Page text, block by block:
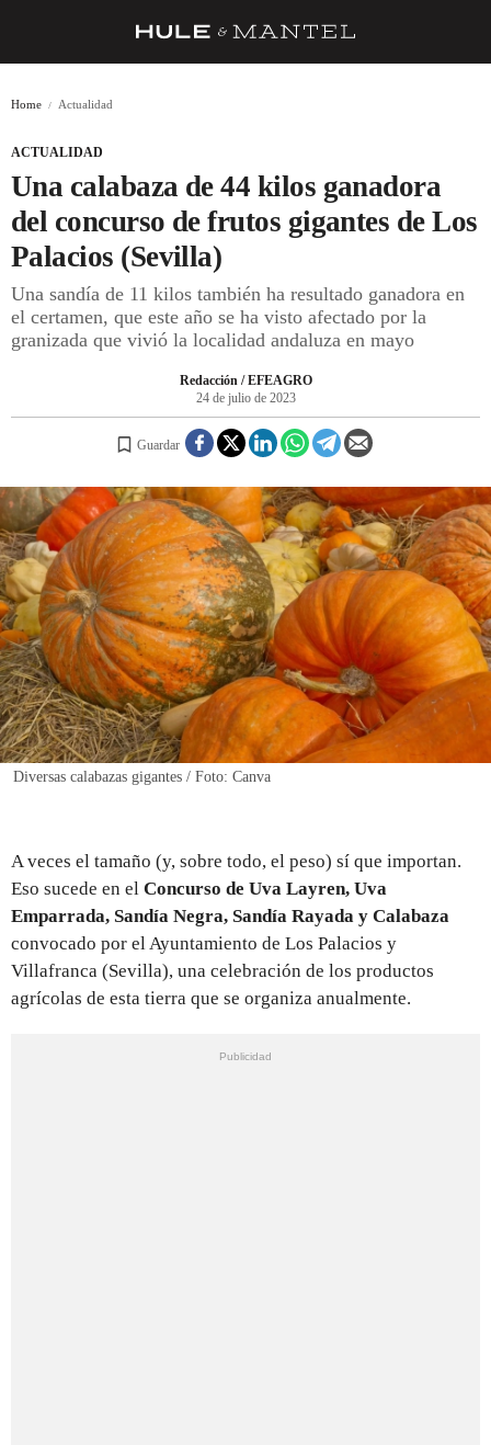
BARRAS Y ESTRELLAS
DÓNDE COMER
ÍDOLOS DE MESAS
CUADERNO DE VIAJE
REGISTRO
INICIAR SESIÓN
Home Actualidad
ACTUALIDAD
Una calabaza de 44 kilos ganadora
del concurso de frutos gigantes de Los
Palacios (Sevilla)
Una sandía de 11 kilos también ha resultado ganadora en
el certamen, que este año se ha visto afectado por la
granizada que vivió la localidad andaluza en mayo
Redacción / EFEAGRO
24 de julio de 2023
Guardar
Diversas calabazas gigantes / Foto: Canva
A veces el tamaño (y, sobre todo, el peso) sí que importan.
Eso sucede en el Concurso de Uva Layren, Uva
Emparrada, Sandía Negra, Sandía Rayada y Calabaza
convocado por el Ayuntamiento de Los Palacios y
Villafranca (Sevilla), una celebración de los productos
agrícolas de esta tierra que se organiza anualmente.